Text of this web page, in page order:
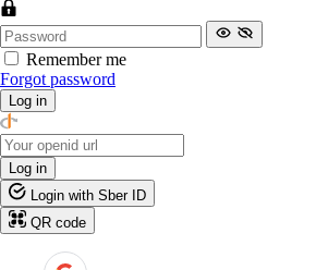
Remember me
Forgot password
Log in
Log in
Login with Sber ID
QR code